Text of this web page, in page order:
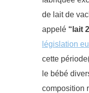
de lait de
appelé “lait
législation
cette période
le bébé
composition